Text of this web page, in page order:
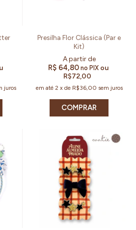
juros
Presilha Flor Clássica (Par e
Kit)
R$ 64,80no PIX ou
R$72,00
em até 2 x de R$36,00 sem juros
COMPRAR